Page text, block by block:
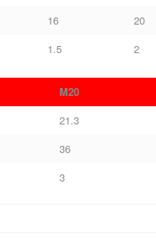
16 20
1.5 2
M20
21.3
36
3